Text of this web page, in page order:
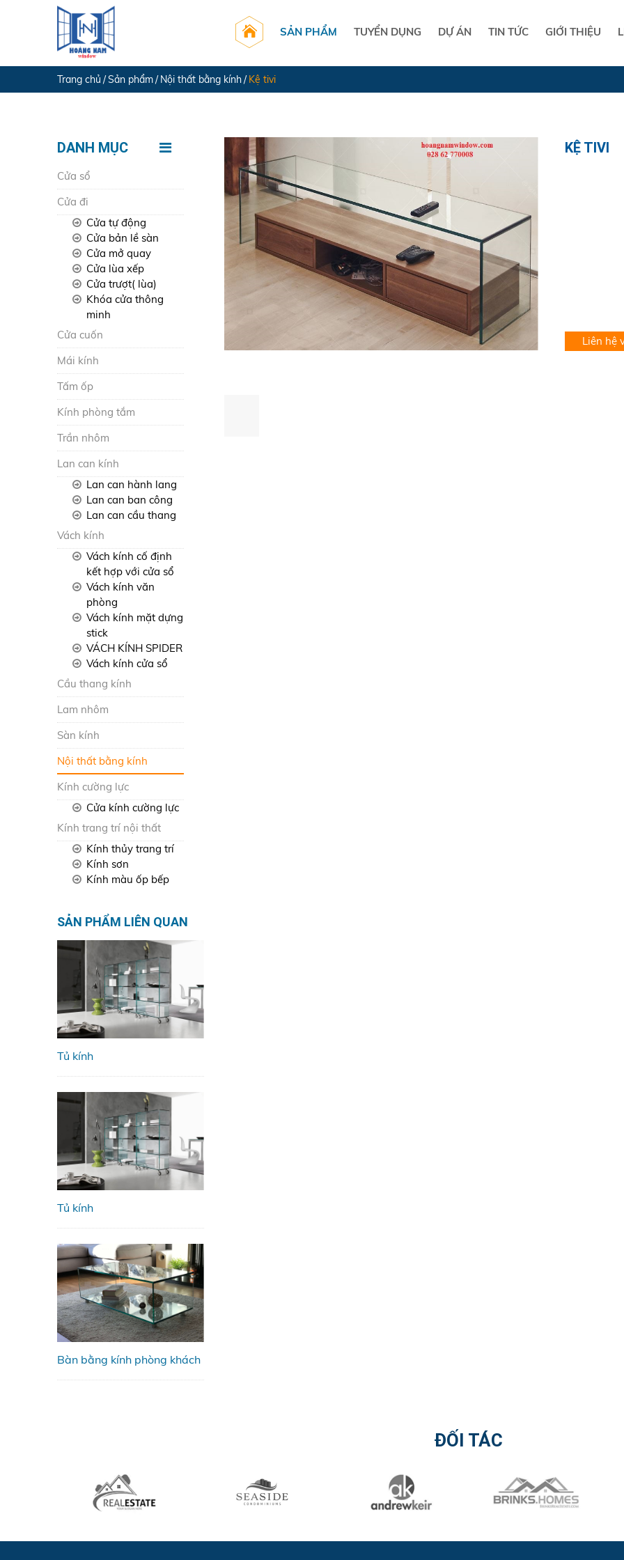
SẢN PHẨM TUYỂN DỤNG DỰ ÁN TIN TỨC GIỚI THIỆU
Trang chủ Sản phẩm Nội thất bằng kính Kệ tivi
DANH MỤC
Cửa sổ
Cửa đi
Cửa tự động
Cửa bản lề sàn
Cửa mở quay
Cửa lùa xếp
Cửa trượt( lùa)
Khóa cửa thông
minh
Cửa cuốn
Mái kính
Tấm ốp
Kính phòng tắm
Trần nhôm
Lan can kính
Lan can hành lang
Lan can ban công
Lan can cầu thang
Vách kính
Vách kính cố định
kết hợp với cửa sổ
Vách kính văn
phòng
Vách kính mặt dựng
stick
VÁCH KÍNH SPIDER
Vách kính cửa sổ
Cầu thang kính
Lam nhôm
Sàn kính
Nội thất bằng kính
Kính cường lực
Cửa kính cường lực
Kính trang trí nội thất
Kính thủy trang trí
Kính sơn
Kính màu ốp bếp
SẢN PHẨM LIÊN QUAN
Tủ kính
Tủ kính
Bàn bằng kính phòng khách
KỆ TIVI
Liên hệ
ĐỐI TÁC